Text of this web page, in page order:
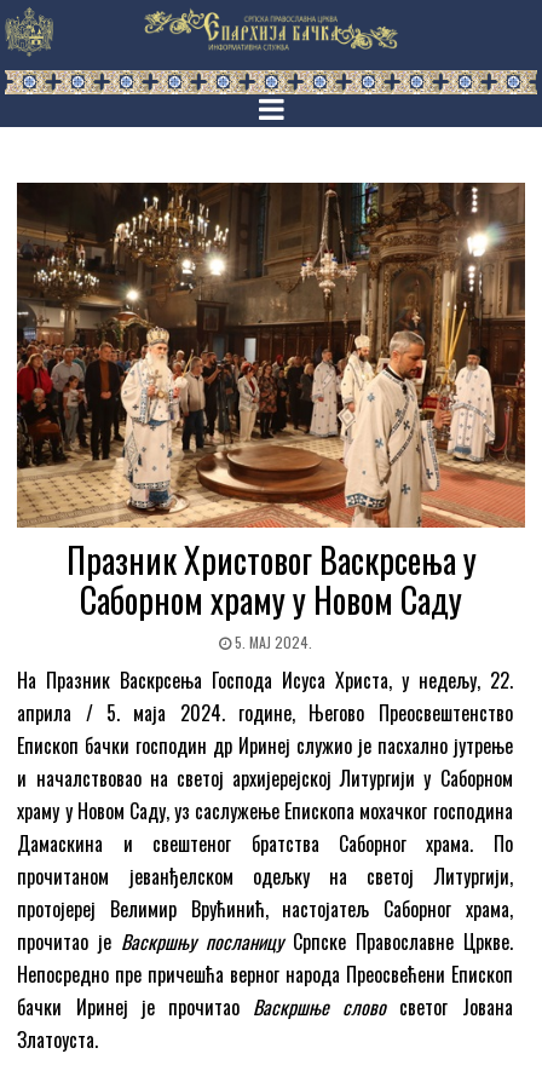
Празник Христовог Васкрсења у
Саборном храму у Новом Саду
5. МАЈ 2024.
На Празник Васкрсења Господа Исуса Христа, у недељу, 22.
априла / 5. маја 2024. године, Његово Преосвештенство
Епископ бачки господин др Иринеј служио је пасхално јутрење
и началствовао на светој архијерејској Литургији у Саборном
храму у Новом Саду, уз саслужење Епископа мохачког господина
Дамаскина и свештеног братства Саборног храма. По
прочитаном јеванђелском одељку на светој Литургији,
протојереј Велимир Врућинић, настојатељ Саборног храма,
прочитао је Васкршњу посланицуСрпске Православне Цркве.
Непосредно пре причешћа верног народа Преосвећени Епископ
бачки Иринеј је прочитао Васкршње словосветог Јована
Златоуста.